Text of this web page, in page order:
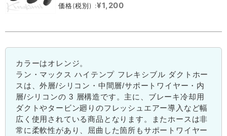
価格(税別) :¥1,200
カラーはオレンジ。
ラン・マックス ハイテンプ フレキシブル ダクトホー
スは、外層/シリコン・中間層/サポートワイヤー・内
層/シリコンの 3 層構造です。主に、ブレーキ冷却用
ダクトやタービン廻りのフレッシュエアー導入など幅
広く使用されている商品となります。またホースは非
常に柔軟性があり、屈曲した箇所もサポートワイヤー